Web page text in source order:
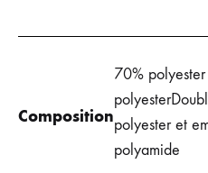
Composition
70%
polyester et
polyamide